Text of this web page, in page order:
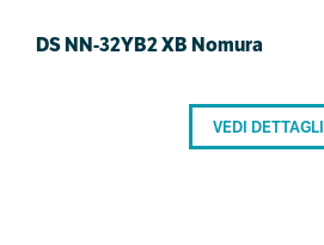
DS NN-32YB2 XB Nomura
VEDI DETTAGLI